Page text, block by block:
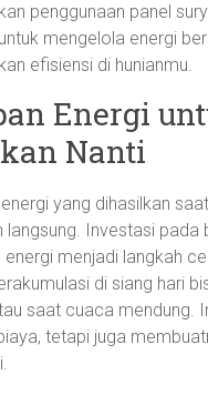
penggunaan panel
mengelola energi
efisiensi di hunianmu.
Energi
Nanti
yang dihasilkan
langsung. Investasi pada
energi menjadi langkah
di siang hari
saat cuaca mendung.
tetapi juga